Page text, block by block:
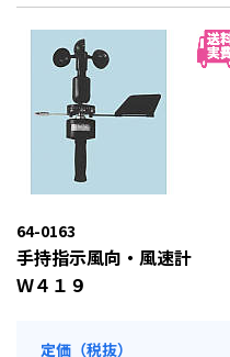
64-0163
手持指示風向・風速計
Ｗ４１９
定価（税抜）